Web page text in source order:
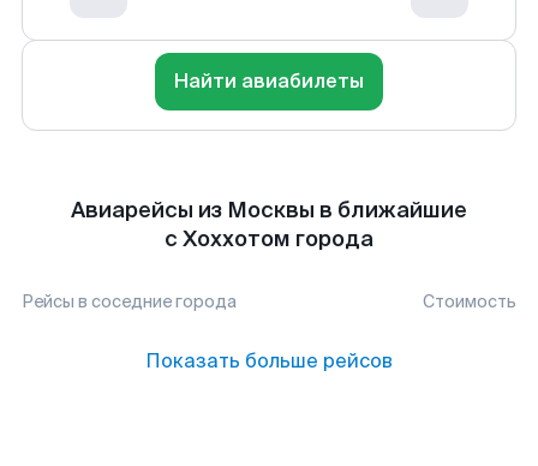
Найти авиабилеты
Авиарейсы из Москвы в ближайшие
с Хоххотом города
Рейсы в соседние города Стоимость
Показать больше рейсов